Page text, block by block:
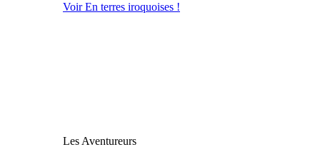
Voir En terres iroquoises !
Les Aventureurs